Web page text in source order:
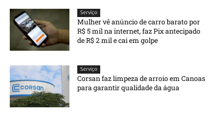
Serviço
Mulher vê anúncio de carro barato por
R$ 5 mil na internet, faz Pix antecipado
de R$ 2 mil e cai em golpe
Serviço
Corsan faz limpeza de arroio em Canoas
para garantir qualidade da água